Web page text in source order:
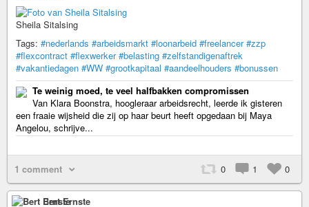
Sheila Sitalsing
Tags: #nederlands #arbeidsmarkt #loonarbeid #freelancer #zzp
#flexcontract #flexwerker #belasting #zelfstandigenaftrek
#vakantiedagen #WW #grootkapitaal #aandeelhouders #bonussen
Te weinig moed, te veel halfbakken compromissen
Van Klara Boonstra, hoogleraar arbeidsrecht, leerde ik gisteren
een fraaie wijsheid die zij op haar beurt heeft opgedaan bij Maya
Angelou, schrijve...
1 comment 0 1 0
Bert Ernste